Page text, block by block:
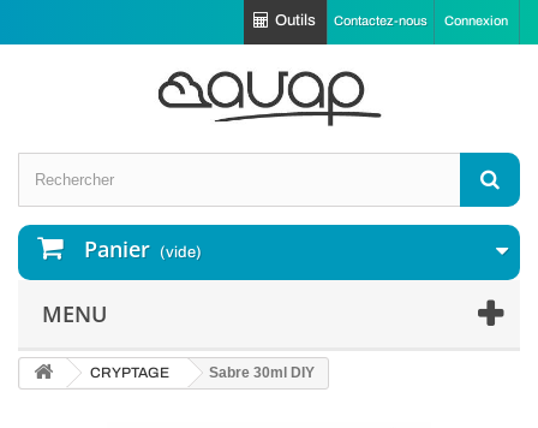
Connexion
Contactez-nous
Outils
Panier (vide)
MENU
CRYPTAGE Sabre 30ml DIY